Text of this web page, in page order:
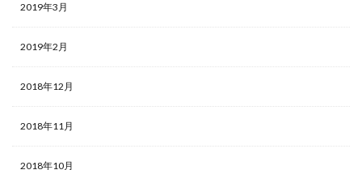
2019年3月
2019年2月
2018年12月
2018年11月
2018年10月